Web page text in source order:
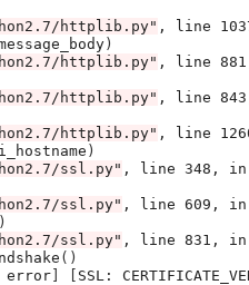
httplib.py" , line
)
httplib.py" , line
httplib.py" , line
httplib.py" , line
)
ssl.py" , line 348, in
ssl.py" , line 609, in
ssl.py" , line 831, in
()
error] [ SSL: